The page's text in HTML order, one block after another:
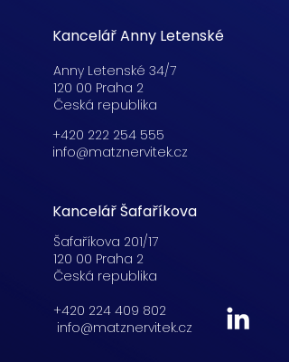
Kancelář Anny Letenské
Anny Letenské 34/7
120 00 Praha 2
Česká republika
+420 222 254 555
info@matznervitek.cz
Kancelář Šafaříkova
Šafaříkova 201/17
120 00 Praha 2
Česká republika
+420 224 409 802
info@matznervitek.cz